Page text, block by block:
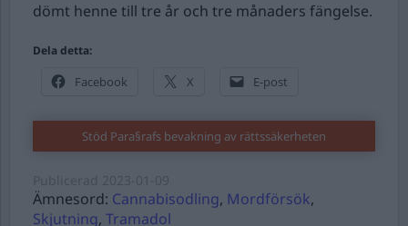
dömt henne till tre år och tre månaders fängelse.
Dela detta:
Facebook X E-post
Stöd Para§rafs bevakning av rättssäkerheten
Ämnesord: Cannabisodling, Mordförsök,
Skjutning, Tramadol